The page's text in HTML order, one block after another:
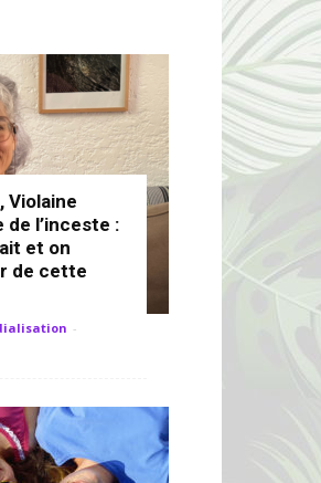
Violaine
l’inceste :
et on
de cette
-